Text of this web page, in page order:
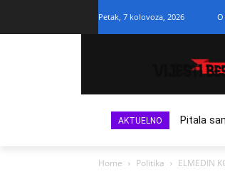
Petak, 7 kolovoza, 2026 O
AKTUELNO Pitala
Home Politika ELMEDIN